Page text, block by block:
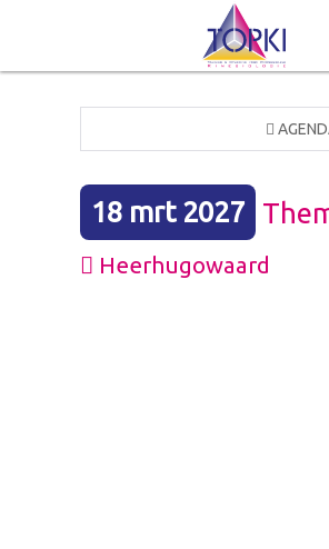
18 mrt 2027
Heerhugowaard